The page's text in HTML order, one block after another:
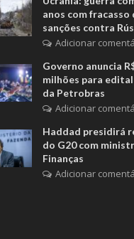
anos com fracasso
sanções contra
Adicionar
Governo anuncia
milhões para
da Petrobras
Adicionar
Haddad presidirá
do G20 com
Finanças
Adicionar